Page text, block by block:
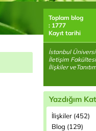
Toplam blog
: 1777
Kayıt tarihi
İstanbul
İletişim
İlişkiler
Yazdığım
İlişkiler (452)
Blog (129)